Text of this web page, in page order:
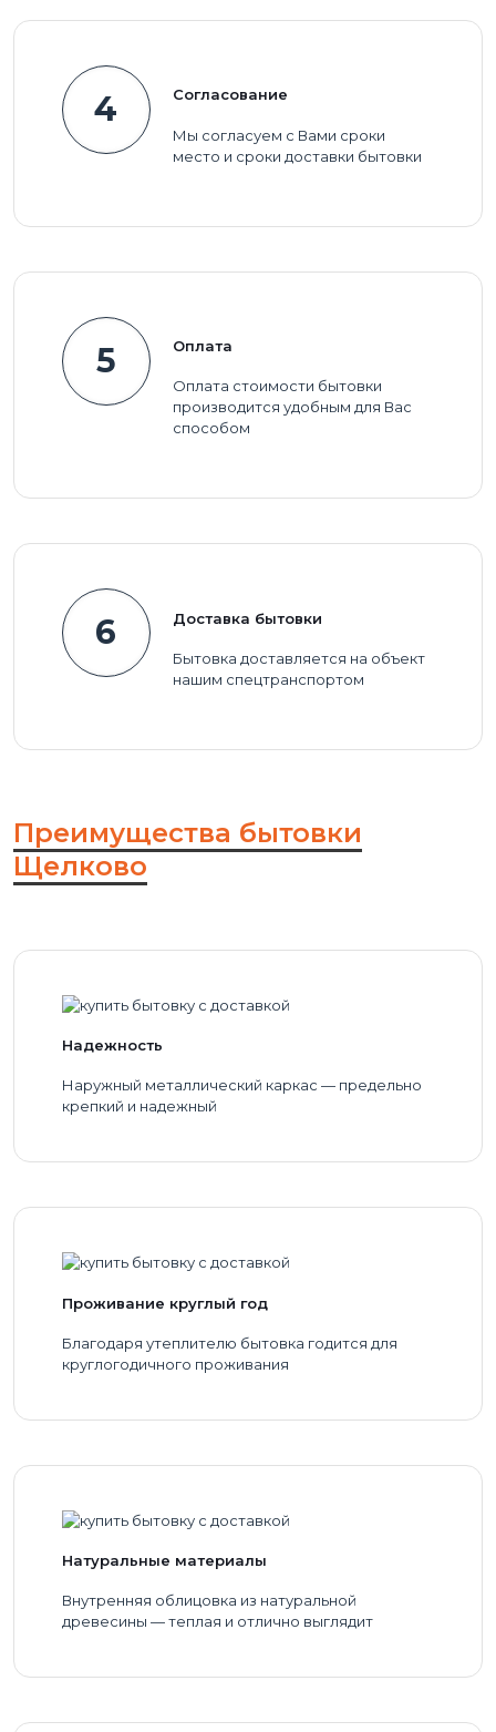
4 Согласование
Мы согласуем с Вами сроки
место и сроки доставки бытовки
5 Оплата
Оплата стоимости бытовки
производится удобным для Вас
способом
6 Доставка бытовки
Бытовка доставляется на объект
нашим спецтранспортом
Преимущества бытовки
Щелково
Надежность
Наружный металлический каркас — предельно
крепкий и надежный
Проживание круглый год
Благодаря утеплителю бытовка годится для
круглогодичного проживания
Натуральные материалы
Внутренняя облицовка из натуральной
древесины — теплая и отлично выглядит